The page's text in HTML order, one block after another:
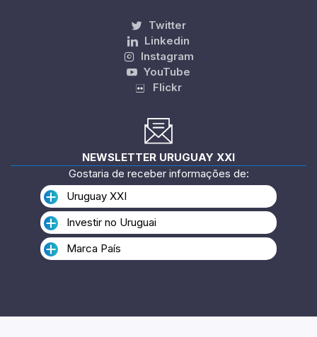
Twitter
Linkedin
Instagram
YouTube
Flickr
NEWSLETTER URUGUAY XXI
Gostaria de receber informações de:
Uruguay XXI
Investir no Uruguai
Marca País